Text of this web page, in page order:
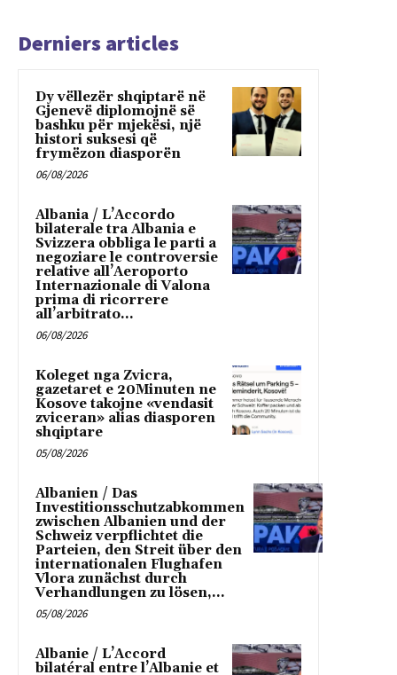
Derniers articles
Dy vëllezër shqiptarë në
Gjenevë diplomojnë së
bashku për mjekësi, një
histori suksesi që
frymëzon diasporën
06/08/2026
Albania / L’Accordo
bilaterale tra Albania e
Svizzera obbliga le parti a
negoziare le controversie
relative all’Aeroporto
Internazionale di Valona
prima di ricorrere
all’arbitrato...
06/08/2026
Koleget nga Zvicra,
gazetaret e 20Minuten ne
Kosove takojne «vendasit
zviceran» alias diasporen
shqiptare
05/08/2026
Albanien / Das
Investitionsschutzabkommen
zwischen Albanien und der
Schweiz verpflichtet die
Parteien, den Streit über den
internationalen Flughafen
Vlora zunächst durch
Verhandlungen zu lösen,...
05/08/2026
Albanie / L’Accord
bilatéral entre l’Albanie et